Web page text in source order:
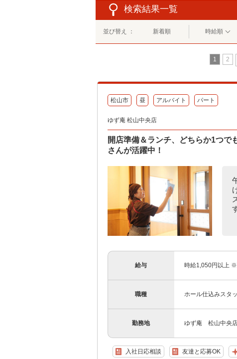
検索結果一覧
並び替え ： 新着順 時給順
1 2
松山市 昼 アルバイト パート
ゆず庵 松山中央店
開店準備＆ランチ、どちらか1つで
さんが活躍中！
給与 時給1,050円以上
職種 ホール仕込みスタ
勤務地 ゆず庵 松山中央店
入社日応相談 友達と応募OK